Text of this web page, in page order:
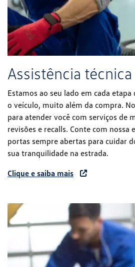
Assistência técnica
Estamos ao seu lado em cada
o veículo, muito além da compra.
para atender você com serviços de
revisões e recalls. Conte com nossa
portas sempre abertas para cuidar
sua tranquilidade na estrada.
Clique e saiba mais